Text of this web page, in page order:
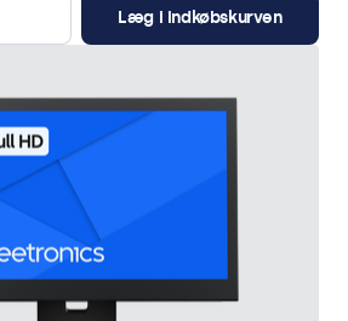
Læg i indkøbskurven